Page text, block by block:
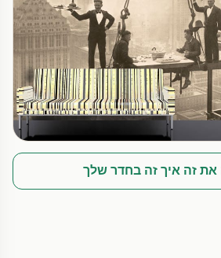
זה איך זה בחדר שלך